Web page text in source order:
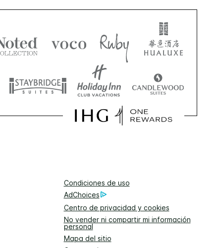
Condiciones de uso
AdChoices
Centro de privacidad y cookies
No vender ni compartir mi información
personal
Mapa del sitio